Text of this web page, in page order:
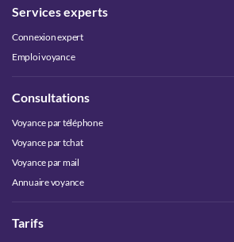
Services experts
Connexion expert
Emploi voyance
Consultations
Voyance par téléphone
Voyance par tchat
Voyance par mail
Annuaire voyance
Tarifs